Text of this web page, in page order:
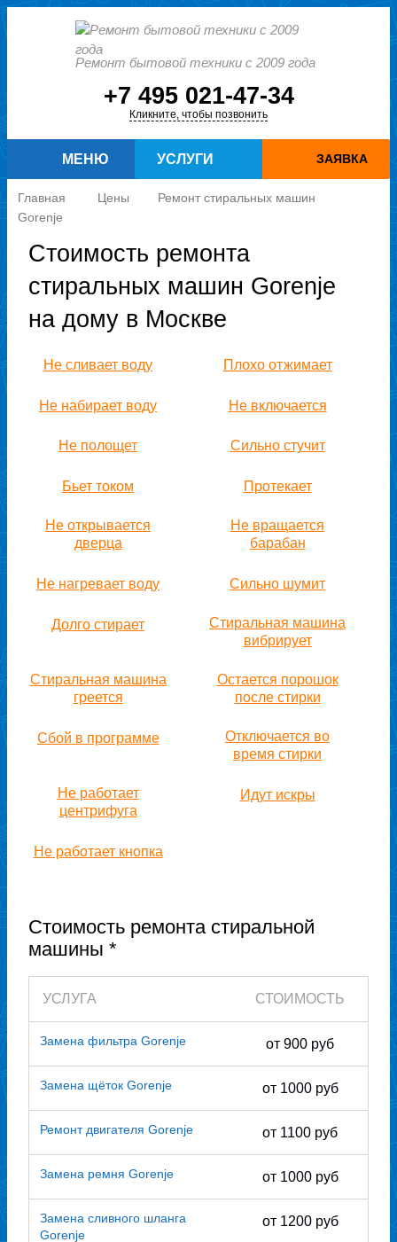
Ремонт бытовой техники с 2009 года
+7 495 021-47-34
Кликните, чтобы позвонить
УСЛУГИ
МЕНЮ ЗАЯВКА
Главная Цены
Ремонт стиральных машин
Gorenje
Стоимость ремонта
стиральных машин Gorenje
на дому в Москве
Не сливает воду Плохо отжимает
Не набирает воду Не включается
Не полощет Сильно стучит
Бьет током Протекает
Не открывается
дверца
Не вращается
барабан
Не нагревает воду Сильно шумит
Долго стирает
Стиральная машина
вибрирует
Стиральная машина
греется
Остается порошок
после стирки
Сбой в программе
Отключается во
время стирки
Не работает
центрифуга
Идут искры
Не работает кнопка
Стоимость ремонта стиральной
машины *
УСЛУГА СТОИМОСТЬ
Замена фильтра Gorenje от 900 руб
Замена щёток Gorenje от 1000 руб
Ремонт двигателя Gorenje от 1100 руб
Замена ремня Gorenje от 1000 руб
Замена сливного шланга
Gorenje
от 1200 руб